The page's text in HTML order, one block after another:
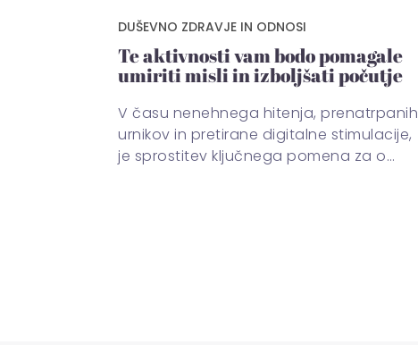
DUŠEVNO ZDRAVJE IN ODNOSI
Te aktivnosti vam bodo pomagale
umiriti misli in izboljšati počutje
V času nenehnega hitenja, prenatrpanih
urnikov in pretirane digitalne stimulacije,
je sprostitev ključnega pomena za o…